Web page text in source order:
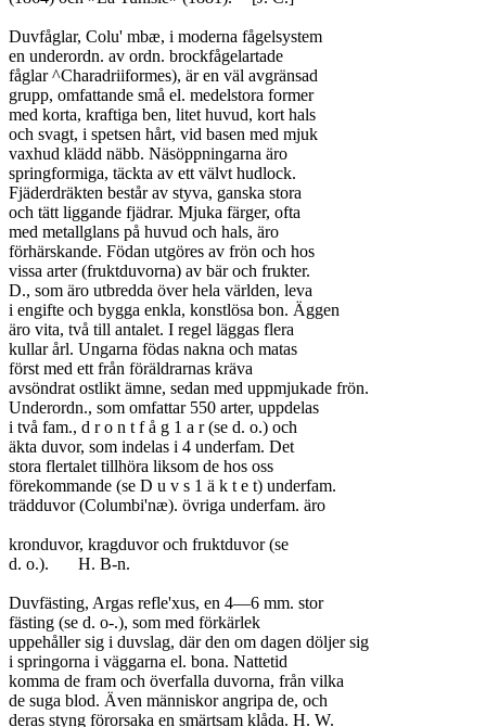
Duvfåglar, Colu' mbæ, i moderna fågelsystem
en underordn. av ordn. brockfågelartade
fåglar ^Charadriiformes), är en väl avgränsad
grupp, omfattande små el. medelstora former
med korta, kraftiga ben, litet huvud, kort hals
och svagt, i spetsen hårt, vid basen med mjuk
vaxhud klädd näbb. Näsöppningarna äro
springformiga, täckta av ett välvt hudlock.
Fjäderdräkten består av styva, ganska stora
och tätt liggande fjädrar. Mjuka färger, ofta
med metallglans på huvud och hals, äro
förhärskande. Födan utgöres av frön och hos
vissa arter (fruktduvorna) av bär och frukter.
D., som äro utbredda över hela världen, leva
i engifte och bygga enkla, konstlösa bon. Äggen
äro vita, två till antalet. I regel läggas flera
kullar årl. Ungarna födas nakna och matas
först med ett från föräldrarnas kräva
avsöndrat ostlikt ämne, sedan med uppmjukade frön.
Underordn., som omfattar 550 arter, uppdelas
i två fam., d r o n t f å g 1 a r (se d. o.) och
äkta duvor, som indelas i 4 underfam. Det
stora flertalet tillhöra liksom de hos oss
förekommande (se D u v s 1 ä k t e t) underfam.
trädduvor (Columbi'næ). övriga underfam. äro
kronduvor, kragduvor och fruktduvor (se
d. o.).	H. B-n.
Duvfästing, Argas refle'xus, en 4—6 mm. stor
fästing (se d. o-.), som med förkärlek
uppehåller sig i duvslag, där den om dagen döljer sig
i springorna i väggarna el. bona. Nattetid
komma de fram och överfalla duvorna, från vilka
de suga blod. Även människor angripa de, och
deras styng förorsaka en smärtsam klåda. H. W.